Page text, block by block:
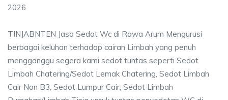
2026
TINJABNTEN Jasa Sedot Wc di Rawa Arum Mengurusi
berbagai keluhan terhadap cairan Limbah yang penuh
mengganggu segera kami sedot tuntas seperti Sedot
Limbah Chatering/Sedot Lemak Chatering, Sedot Limbah
Cair Non B3, Sedot Lumpur Cair, Sedot Limbah